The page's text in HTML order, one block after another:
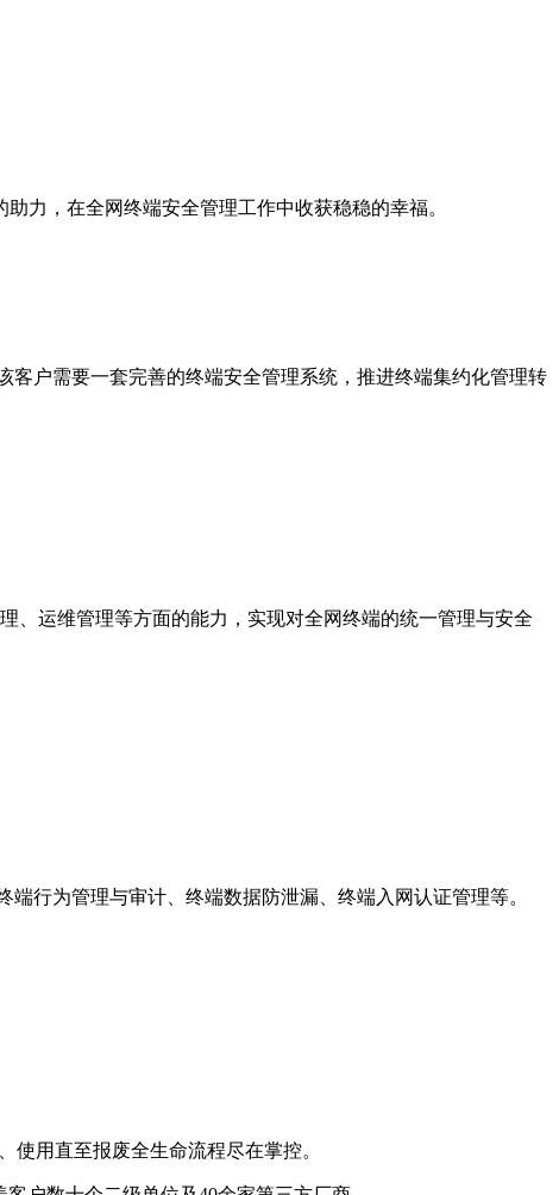
助力，在全网终端安全管理工作中收获稳稳的幸福。
客户需要一套完善的终端安全管理系统，推进终端集约化管理转
、运维管理等方面的能力，实现对全网终端的统一管理与安全
行为管理与审计、终端数据防泄漏、终端入网认证管理等。
用直至报废全生命流程尽在掌控。